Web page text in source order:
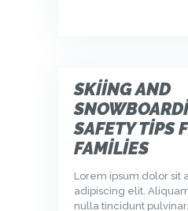
SKIING AND
SAFETY TIPS
FAMILIES
Lorem ipsum dolor sit
adipiscing elit.
nulla tincidunt